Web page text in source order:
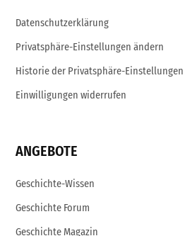
Datenschutzerklärung
Privatsphäre-Einstellungen ändern
Historie der Privatsphäre-Einstellungen
Einwilligungen widerrufen
ANGEBOTE
Geschichte-Wissen
Geschichte Forum
Geschichte Magazin